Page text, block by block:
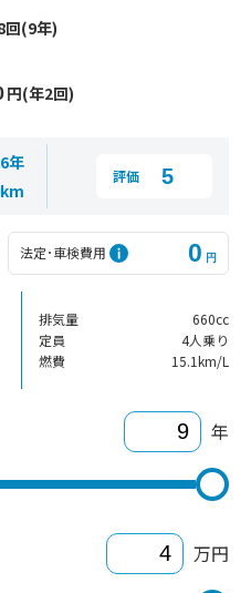
回(9年)
円(年2回)
年
評価 5
法定･車検費用 0 円
排気量
660cc
定員
4人乗り
燃費
15.1km/L
年
万円